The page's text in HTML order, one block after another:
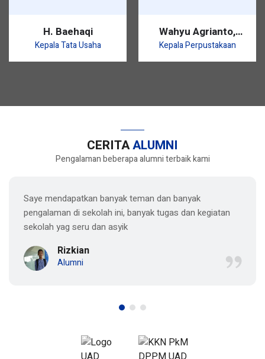
Wahyu Agrianto,
Kepala Perpustakaan
Siti
Kepala
CERITAALUMNI
Pengalaman beberapa alumni terbaik kami
dan banyak
tugas dan kegiatan
Saya senang sekali belajar di
pengajarnya nyaman dan